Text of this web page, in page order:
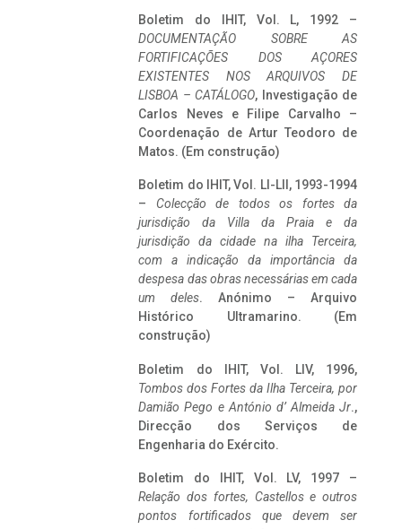
Boletim do IHIT, Vol. L, 1992 –
DOCUMENTAÇÃO SOBRE AS
FORTIFICAÇÕES DOS AÇORES
EXISTENTES NOS ARQUIVOS DE
LISBOA – CATÁLOGO, Investigação de
Carlos Neves e Filipe Carvalho –
Coordenação de Artur Teodoro de
Matos. (Em construção)
Boletim do IHIT, Vol. LI-LII, 1993-1994
– Colecção de todos os fortes da
jurisdição da Villa da Praia e da
jurisdição da cidade na ilha Terceira,
com a indicação da importância da
despesa das obras necessárias em cada
um deles. Anónimo – Arquivo
Histórico Ultramarino. (Em
construção)
Boletim do IHIT, Vol. LIV, 1996,
Tombos dos Fortes da Ilha Terceira, por
Damião Pego e António d’ Almeida Jr.,
Direcção dos Serviços de
Engenharia do Exército.
Boletim do IHIT, Vol. LV, 1997 –
Relação dos fortes, Castellos e outros
pontos fortificados que devem ser